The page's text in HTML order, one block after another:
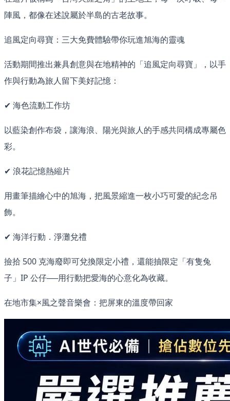
陣風，都像在述說屬於半島的古老故事。
追風定向尋寶：三大免費體驗帶你玩進旭海的靈魂
活動期間推出兼具創意與在地精神的「追風定向尋寶」，以手
作與行動為旅人留下美好記憶：
✔ 海色流動工作坊
以藍染創作布袋，讓海浪、陽光與旅人的手感共同構成專屬色
彩。
✔ 浪花記憶熱縮片
用畫筆描繪心中的旭海，把風景縮進一枚小巧可愛的紀念吊
飾。
✔ 海洋行動．淨灘兌禮
撿拾 500 克海廢即可兌換限定小禮，還能抽限定「有隻兔
子」IP 公仔──用行動把愛海的心意化為收藏。
在地市集×風之聲音樂會：把屏東的溫度帶回家